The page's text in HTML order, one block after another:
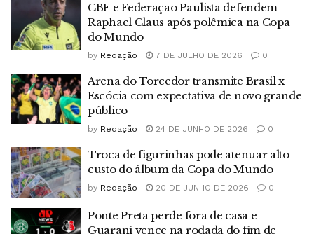
CBF e Federação Paulista defendem
Raphael Claus após polêmica na Copa
do Mundo
by Redação 7 DE JULHO DE 2026 0
Arena do Torcedor transmite Brasil x
Escócia com expectativa de novo grande
público
by Redação 24 DE JUNHO DE 2026 0
Troca de figurinhas pode atenuar alto
custo do álbum da Copa do Mundo
by Redação 20 DE JUNHO DE 2026 0
Ponte Preta perde fora de casa e
Guarani vence na rodada do fim de